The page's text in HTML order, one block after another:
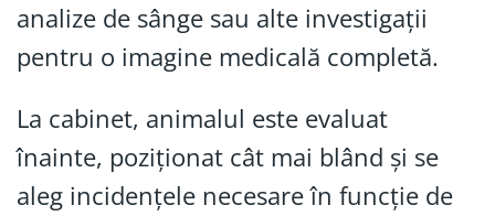
analize de sânge sau alte investigații
pentru o imagine medicală completă.
La cabinet, animalul este evaluat
înainte, poziționat cât mai blând și se
aleg incidențele necesare în funcție de